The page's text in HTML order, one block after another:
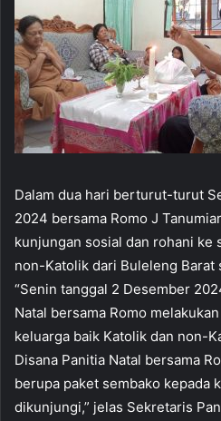
Dalam dua hari berturut-turut
2024 bersama Romo J
kunjungan sosial dan rohani ke
non-Katolik dari Buleleng Barat
“Senin tanggal 2 Desember
Natal bersama Romo
keluarga baik Katolik dan non-
Disana Panitia Natal bersama
berupa paket sembako kepada
dikunjungi,” jelas Sekretaris